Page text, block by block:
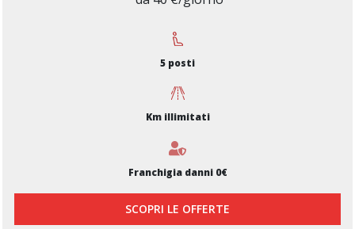
5 posti
Km illimitati
Franchigia danni 0€
SCOPRI LE OFFERTE